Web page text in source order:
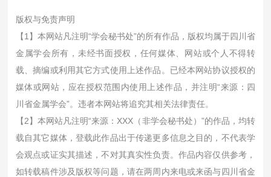
版权与免责声明
【1】本网站凡注明“学会秘书处”的所有作品，版权均属于四川省
金属学会所有，未经书面授权，任何媒体、网站或个人不得转
载、摘编或利用其它方式使用上述作品。已经本网站协议授权的
媒体或网站，应在授权范围内使用上述作品，并注明“来源：四
川省金属学会”。违者本网站将追究其相关法律责任。
【2】本网站凡注明“来源：XXX（非学会秘书处）”的作品，均转
载自其它媒体，登载此作品出于传递更多信息之目的，不代表学
会观点或证实其描述，不对其真实性负责。作品内容仅供参考，
如转载稿件涉及版权等问题，请在两周内来电或来函与四川省金